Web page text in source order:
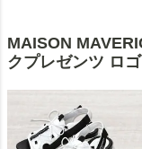
MAISON
クプレゼンツ ロ